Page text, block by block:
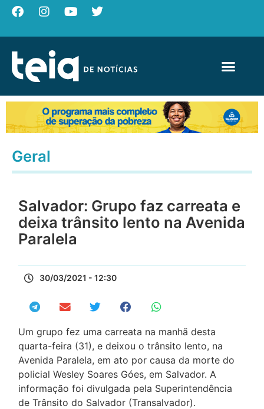
Geral
Salvador: Grupo faz carreata e
deixa trânsito lento na Avenida
Paralela
30/03/2021 - 12:30
Um grupo fez uma carreata na manhã desta
quarta-feira (31), e deixou o trânsito lento, na
Avenida Paralela, em ato por causa da morte do
policial Wesley Soares Góes, em Salvador. A
informação foi divulgada pela Superintendência
de Trânsito do Salvador (Transalvador).